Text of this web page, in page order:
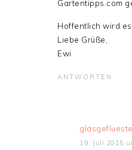
Gartentipps.com
Hoffentlich wird
Liebe Grüße,
Ewi
ANTWORTEN
19. Juli 2015